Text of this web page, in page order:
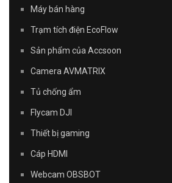
Máy bán hàng
Trạm tích điện EcoFlow
Sản phẩm của Accsoon
Camera AVMATRIX
Tủ chống ẩm
Flycam DJI
Thiết bị gaming
Cáp HDMI
Webcam OBSBOT